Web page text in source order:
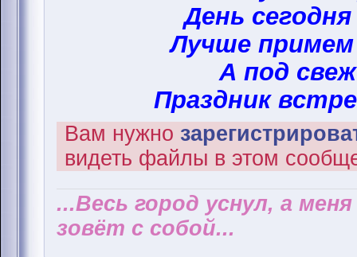
День
Лучше
А под
Праздник
Вам нужно
видеть файлы в этом
...Весь город уснул, а
зовёт с собой...